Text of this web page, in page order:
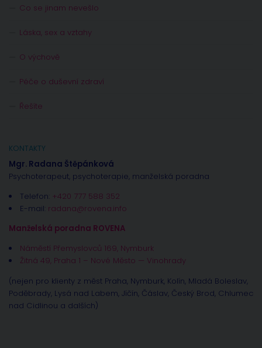
Co se jinam nevešlo
Láska, sex a vztahy
O výchově
Péče o duševní zdraví
Řešíte
KONTAKTY
Mgr. Radana Štěpánková
Psychoterapeut, psychoterapie, manželská poradna
Telefon: +420 777 588 352
E-mail: radana@rovena.info
Manželská poradna ROVENA
Náměstí Přemyslovců 169, Nymburk
Žitná 49, Praha 1 – Nové Město — Vinohrady
(nejen pro klienty z měst Praha, Nymburk, Kolín, Mladá Boleslav,
Poděbrady, Lysá nad Labem, Jíčín, Čáslav, Český Brod, Chlumec
nad Cidlinou a dalších)